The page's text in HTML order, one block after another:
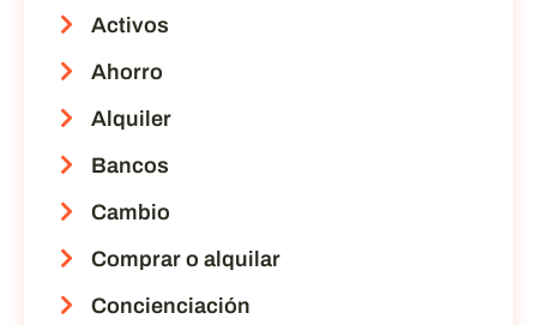
Activos
Ahorro
Alquiler
Bancos
Cambio
Comprar o alquilar
Concienciación